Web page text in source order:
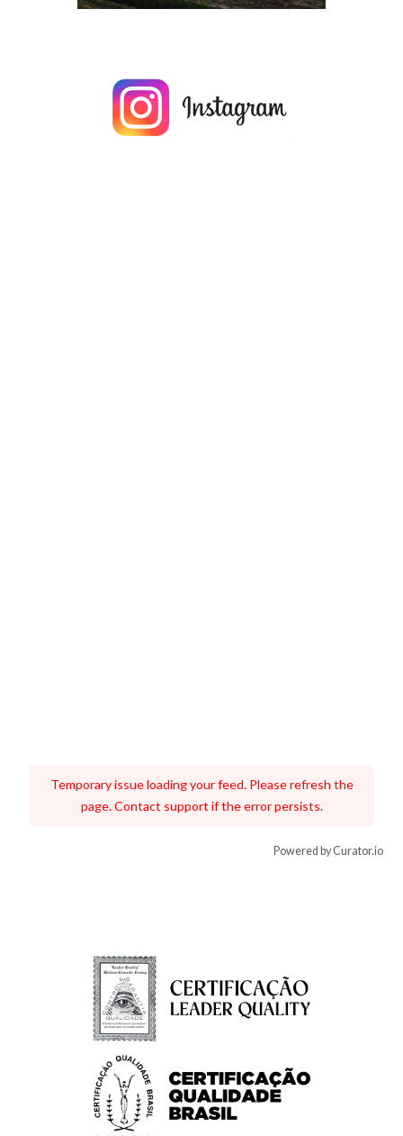
Temporary issue loading your feed. Please refresh the
page. Contact support if the error persists.
Powered by Curator.io